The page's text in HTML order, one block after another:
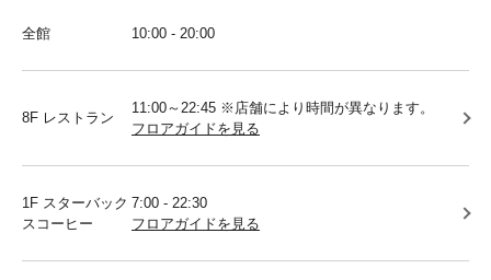
全館 10:00 - 20:00
8F レストラン
11:00～22:45 ※店舗により時間が異なります。
フロアガイドを見る
1F スターバック
スコーヒー
7:00 - 22:30
フロアガイドを見る